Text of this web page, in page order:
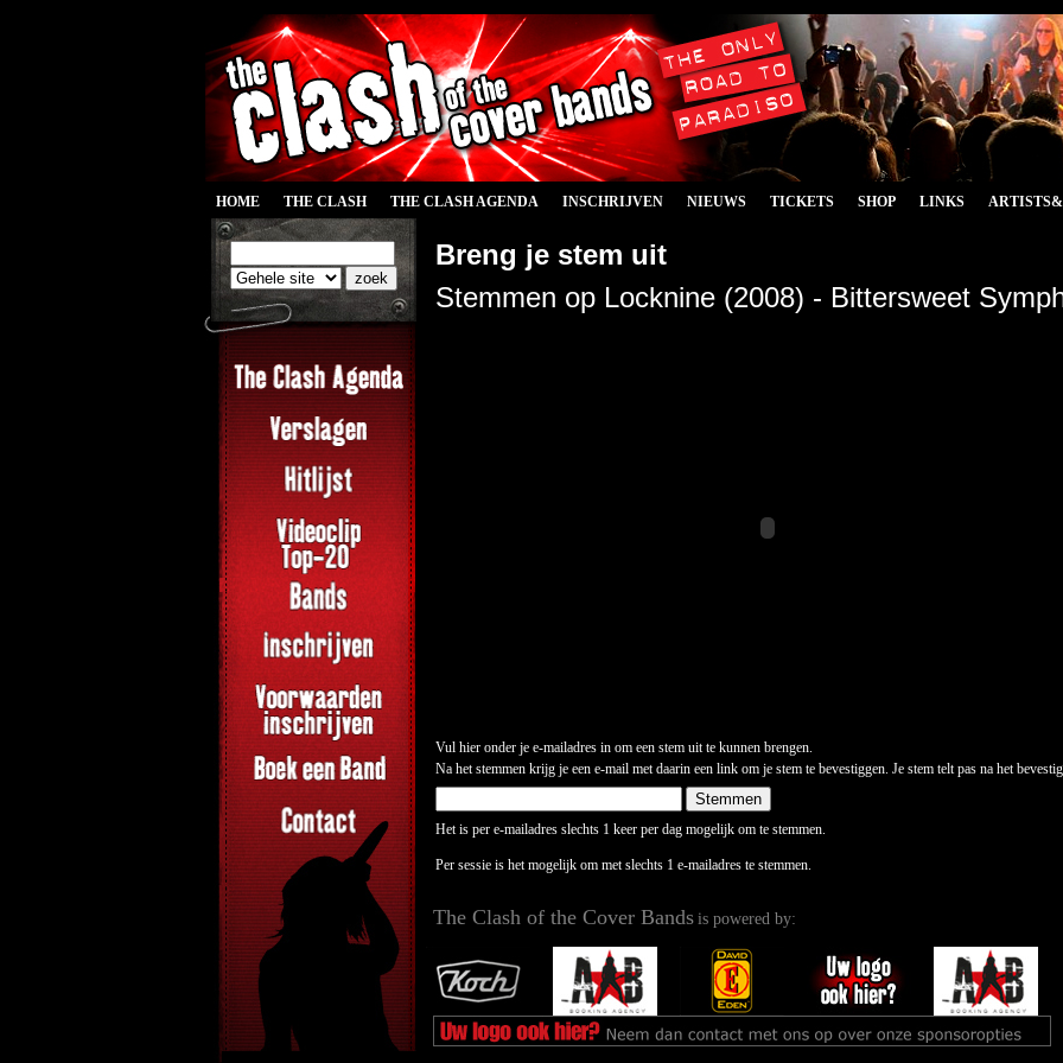
HOME THE CLASH THE CLASH AGENDA INSCHRIJVEN NIEUWS TICKETS SHOP LINKS
Breng je stem uit
Stemmen op Locknine (2008) - Bittersweet
Vul hier onder je e-mailadres in om een stem uit te kunnen brengen.
Na het stemmen krijg je een e-mail met daarin een link om je stem te bevestiggen. Je stem telt pas na het
Het is per e-mailadres slechts 1 keer per dag mogelijk om te stemmen.
Per sessie is het mogelijk om met slechts 1 e-mailadres te stemmen.
The Clash of the Cover Bands is powered by: